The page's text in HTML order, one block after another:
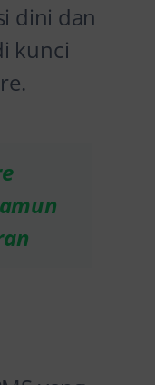
dini dan
kunci